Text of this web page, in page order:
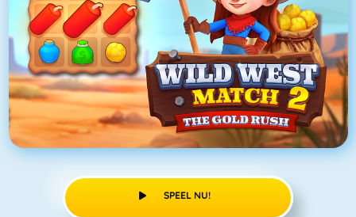
SPEEL NU!